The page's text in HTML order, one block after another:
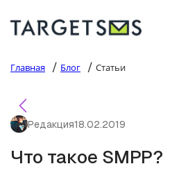
Главная / Блог / Статьи
Редакция18.02.2019
Что такое SMPP?